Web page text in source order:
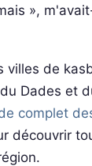
»,
villes de
Dades et
complet
découvrir